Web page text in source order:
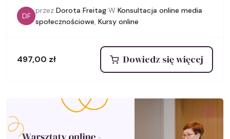
DF
przez Dorota Freitag W Konsultacja online media
społecznościowe, Kursy online
497,00 zł Dowiedz się więcej